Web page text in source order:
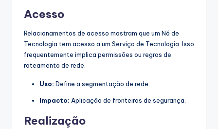
Acesso
Relacionamentos de acesso mostram que um Nó de
Tecnologia tem acesso a um Serviço de Tecnologia. Isso
frequentemente implica permissões ou regras de
roteamento de rede.
Uso: Define a segmentação de rede.
Impacto: Aplicação de fronteiras de segurança.
Realização